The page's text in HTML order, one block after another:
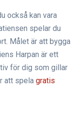
också kan vara
spelar du
Målet är att bygga
Harpan är ett
för dig som gillar
att spela gratis